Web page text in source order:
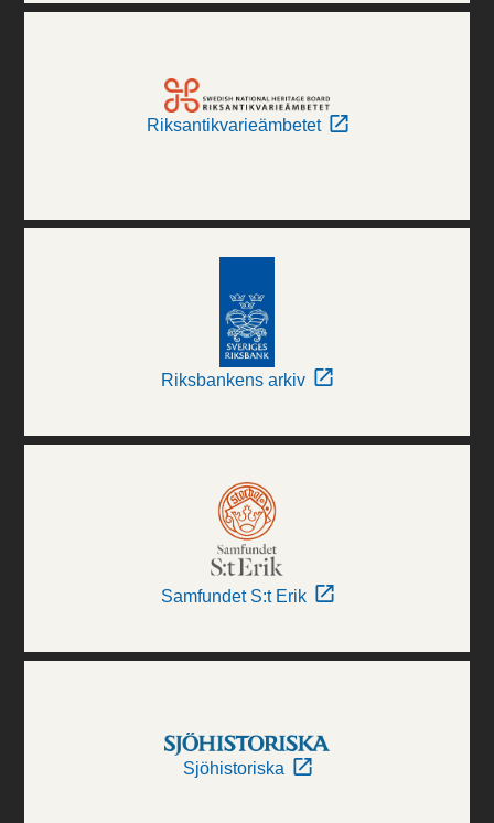
Riksantikvarieämbetet
Riksbankens arkiv
Samfundet S:t Erik
Sjöhistoriska